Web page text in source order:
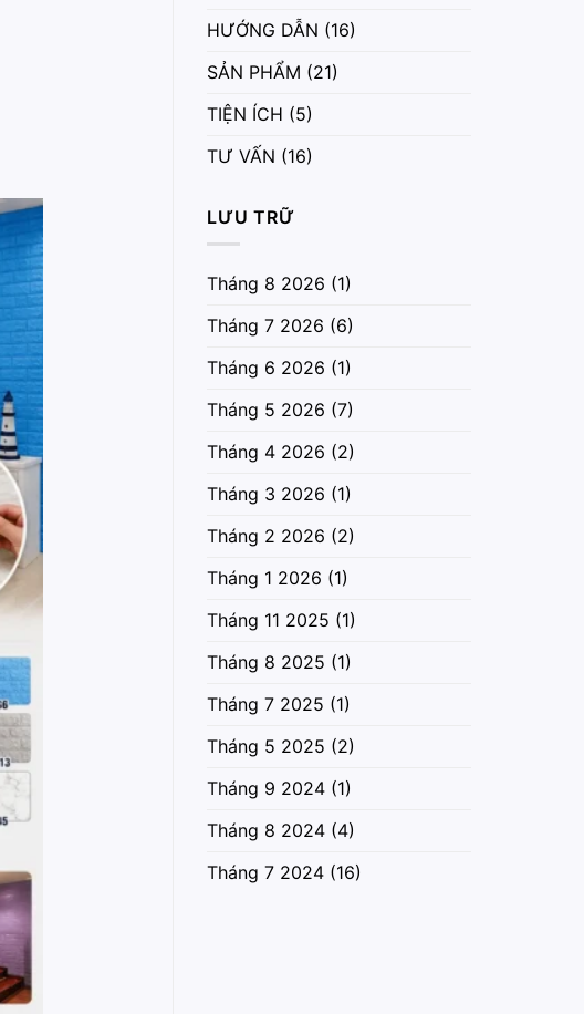
HƯỚNG DẪN (16)
SẢN PHẨM (21)
TIỆN ÍCH (5)
TƯ VẤN (16)
LƯU TRỮ
Tháng 8 2026 (1)
Tháng 7 2026 (6)
Tháng 6 2026 (1)
Tháng 5 2026 (7)
Tháng 4 2026 (2)
Tháng 3 2026 (1)
Tháng 2 2026 (2)
Tháng 1 2026 (1)
Tháng 11 2025 (1)
Tháng 8 2025 (1)
Tháng 7 2025 (1)
Tháng 5 2025 (2)
Tháng 9 2024 (1)
Tháng 8 2024 (4)
Tháng 7 2024 (16)